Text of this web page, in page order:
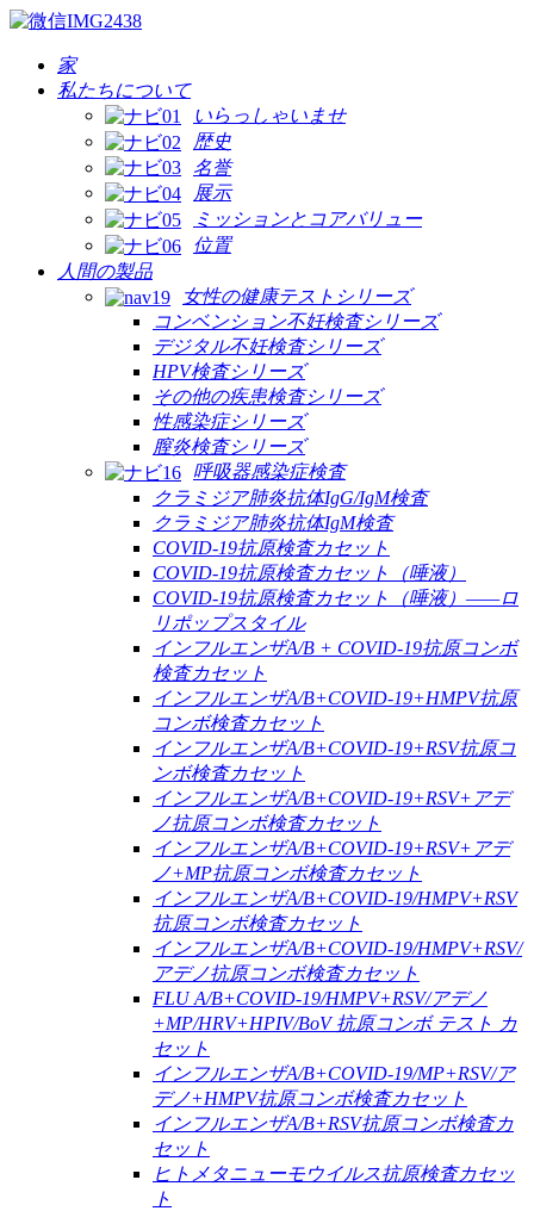
家
私たちについて
いらっしゃいませ
歴史
名誉
展示
ミッションとコアバリュー
位置
人間の製品
女性の健康テストシリーズ
コンベンション不妊検査シリーズ
デジタル不妊検査シリーズ
HPV検査シリーズ
その他の疾患検査シリーズ
性感染症シリーズ
膣炎検査シリーズ
呼吸器感染症検査
クラミジア肺炎抗体IgG/IgM検査
クラミジア肺炎抗体IgM検査
COVID-19抗原検査カセット
COVID-19抗原検査カセット（唾液）
COVID-19抗原検査カセット（唾液）——ロ
リポップスタイル
インフルエンザA/B + COVID-19抗原コンボ
検査カセット
インフルエンザA/B+COVID-19+HMPV抗原
コンボ検査カセット
インフルエンザA/B+COVID-19+RSV抗原コ
ンボ検査カセット
インフルエンザA/B+COVID-19+RSV+アデ
ノ抗原コンボ検査カセット
インフルエンザA/B+COVID-19+RSV+アデ
ノ+MP抗原コンボ検査カセット
インフルエンザA/B+COVID-19/HMPV+RSV
抗原コンボ検査カセット
インフルエンザA/B+COVID-19/HMPV+RSV/
アデノ抗原コンボ検査カセット
FLU A/B+COVID-19/HMPV+RSV/アデノ
+MP/HRV+HPIV/BoV 抗原コンボ テスト カ
セット
インフルエンザA/B+COVID-19/MP+RSV/ア
デノ+HMPV抗原コンボ検査カセット
インフルエンザA/B+RSV抗原コンボ検査カ
セット
ヒトメタニューモウイルス抗原検査カセッ
ト